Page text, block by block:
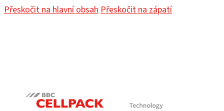
Přeskočit na hlavní obsahPřeskočit na zápatí